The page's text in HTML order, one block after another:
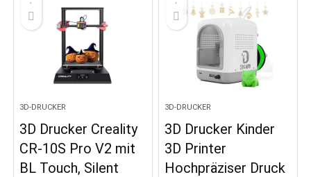
3D-DRUCKER
3D Drucker Creality
CR-10S Pro V2 mit
BL Touch, Silent
3D-DRUCKER
3D Drucker Kinder
3D Printer
Hochpräziser Druck